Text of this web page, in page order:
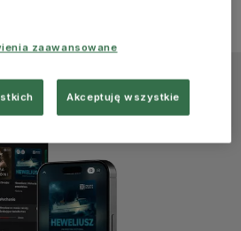
zaawansowane
Akceptuję wszystkie